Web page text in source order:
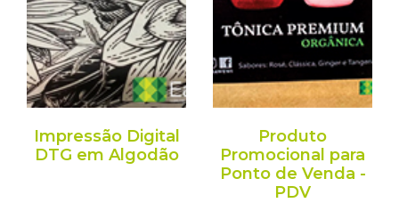
Impressão Digital
DTG em Algodão
Produto
Promocional para
Ponto de Venda -
PDV